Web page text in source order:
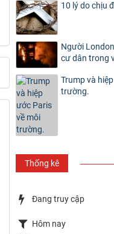
10 lý do chịu
Người
cư dân trong
Trump và
trường.
Thống kê
Đang truy cập
Hôm nay